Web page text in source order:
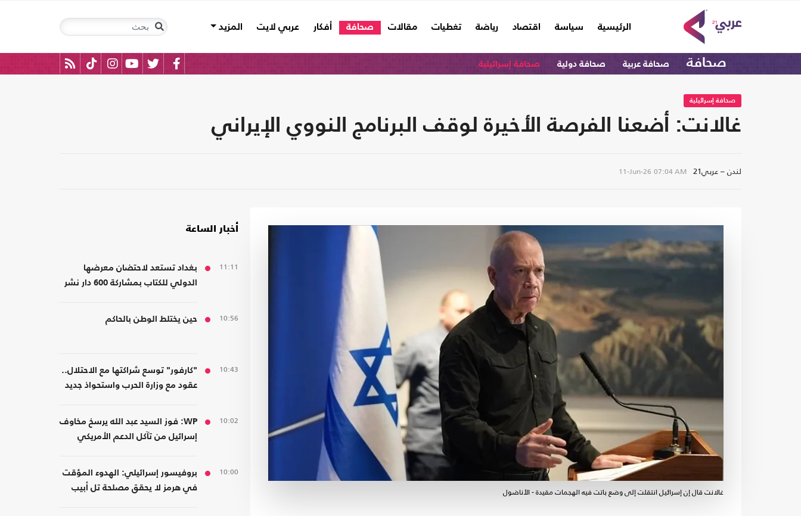
الرئيسية
(current) سياسة اقتصاد رياضة تغطيات مقالات صحافة أفكار عربي لايت المزيد
صحافة صحافة عربية صحافة دولية صحافة إسرائيلية
صحافة إسرائيلية
غالانت: أضعنا الفرصة الأخيرة لوقف البرنامج النووي الإيراني
لندن – عربي21 11-Jun-26 07:04 AM
غالانت قال إن إسرائيل انتقلت إلى وضع باتت فيه الهجمات مقيدة - الأناضول
أخبار الساعة
11:11
بغداد تستعد لاحتضان معرضها
الدولي للكتاب بمشاركة 600 دار نشر
10:56 حين يختلط الوطن بالحاكم
10:43
"كارفور" توسع شراكتها مع الاحتلال..
عقود مع وزارة الحرب واستحواذ جديد
10:02
WP: فوز السيد عبد الله يرسخ مخاوف
إسرائيل من تآكل الدعم الأمريكي
10:00
بروفيسور إسرائيلي: الهدوء المؤقت
في هرمز لا يحقق مصلحة تل أبيب